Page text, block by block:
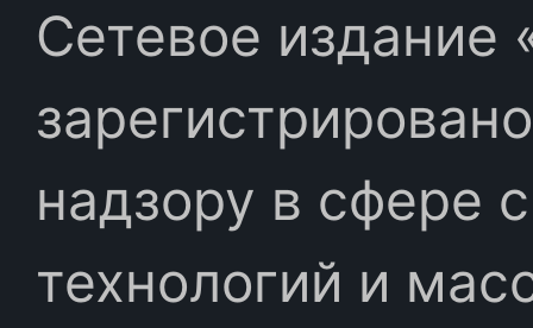
Сетевое издание
надзору в сфере
технологий и